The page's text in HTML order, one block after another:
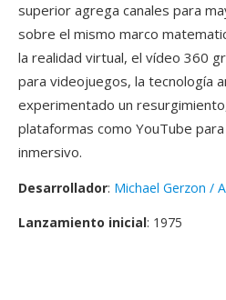
superior agrega canales para
sobre el mismo marco
la realidad virtual, el vídeo 360
para videojuegos, la tecnología
experimentado un
plataformas como YouTube
inmersivo.
Desarrollador: Michael Gerzon /
Lanzamiento inicial: 1975